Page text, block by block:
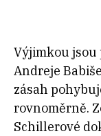
Výjimkou jsou
Andreje
zásah
rovnoměrně.
Schillerové